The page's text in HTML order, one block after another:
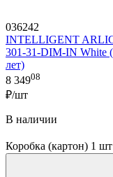
036242
INTELLIGENT
301-31-DIM-IN White
лет)
8 34908
₽/шт
В наличии
Коробка (картон) 1